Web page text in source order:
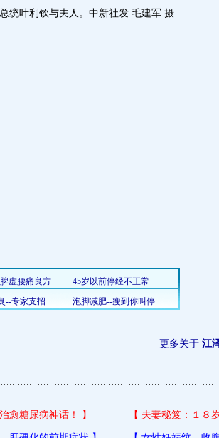
统叶利钦与夫人。中新社发 毛建军 摄
更多关于 江